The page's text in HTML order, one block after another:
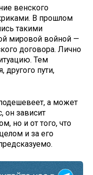
венского
В прошлом
такими
мировой войной —
договора. Лично
Тем
другого пути,
а может
он зависит
но и от того, что
и за его